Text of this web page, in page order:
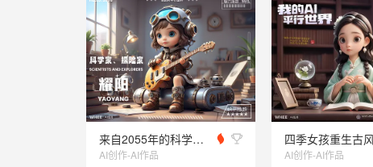
来自2055年的科学家、探险家耀阳
AI创作-AI作品 AI创作-AI作品